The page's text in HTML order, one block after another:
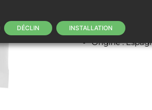
Poids
Absence
Origine :
DÉCLIN INSTALLATION